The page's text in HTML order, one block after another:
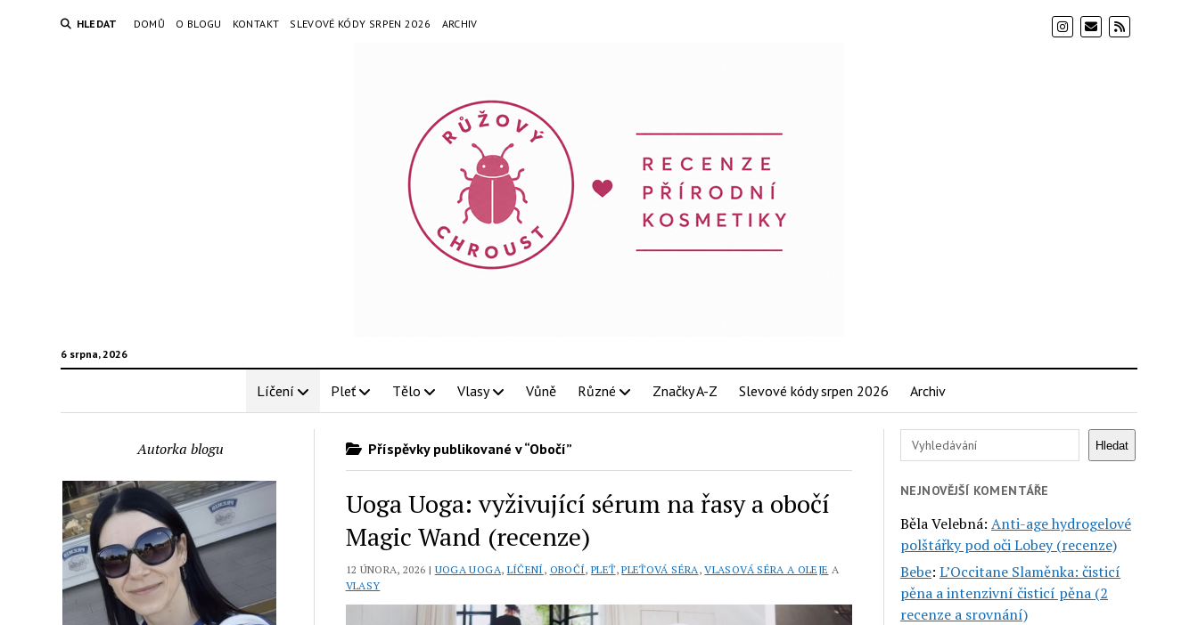
HLEDAT DOMŮ O BLOGU KONTAKT SLEVOVÉ KÓDY SRPEN 2026 ARCHIV
6 srpna, 2026
Líčení Pleť Tělo Vlasy Vůně Různé Značky A-Z Slevové kódy srpen 2026 Archiv
Autorka blogu Příspěvky publikované v “Obočí”
Uoga Uoga: vyživující sérum na řasy a obočí
Magic Wand (recenze)
12 ÚNORA, 2026 | UOGA UOGA, LÍČENÍ, OBOČÍ,PLEŤ,PLEŤOVÁ SÉRA,VLASOVÁ SÉRA A OLEJE A
VLASY
Hledat Hledat
NEJNOVĚJŠÍ KOMENTÁŘE
Běla Velebná:Anti-age hydrogelové
polštářky pod oči Lobey (recenze)
Bebe:L’Occitane Slaměnka: čisticí
pěna a intenzivní čisticí pěna (2
recenze a srovnání)